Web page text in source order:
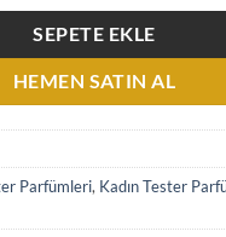
SEPETE EKLE
HEMEN SATIN AL
Parfümleri, Kadın Tester